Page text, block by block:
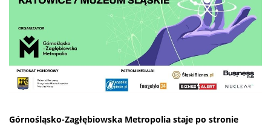
Górnośląsko-Zagłębiowska Metropolia staje po stronie